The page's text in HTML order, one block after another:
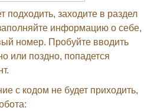
подходить, заходите в раздел
информацию о себе,
номер. Пробуйте вводить
или поздно, попадется
с кодом не будет приходить,